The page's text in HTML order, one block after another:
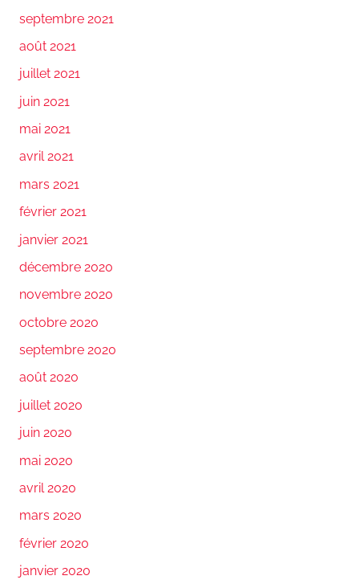
septembre 2021
août 2021
juillet 2021
juin 2021
mai 2021
avril 2021
mars 2021
février 2021
janvier 2021
décembre 2020
novembre 2020
octobre 2020
septembre 2020
août 2020
juillet 2020
juin 2020
mai 2020
avril 2020
mars 2020
février 2020
janvier 2020